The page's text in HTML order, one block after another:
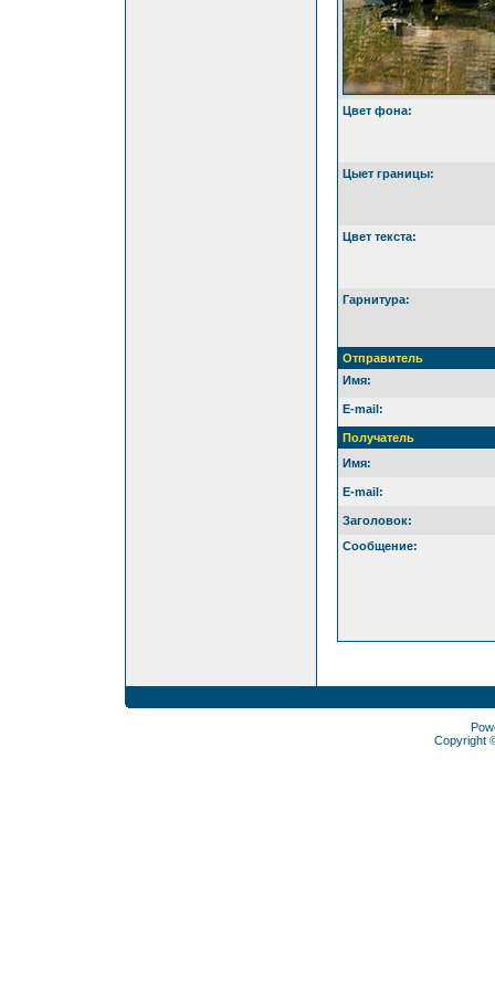
Цвет фона:
Цыет границы:
Цвет текста:
Гарнитура:
Отправитель
Имя:
E-mail:
Получатель
Имя:
E-mail:
Заголовок:
Сообщение:
Copyright